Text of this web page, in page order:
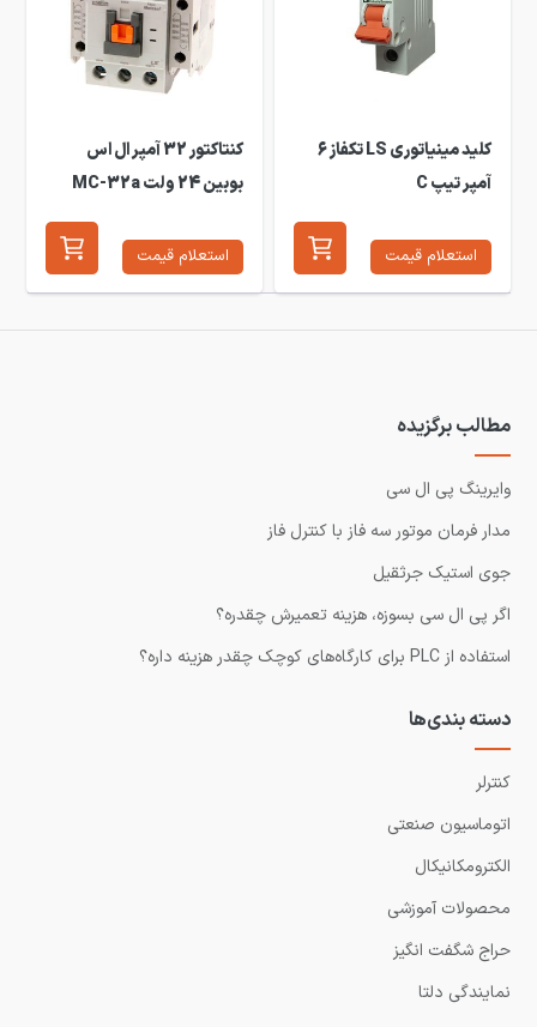
کلید مینیاتوری LS تکفاز 6
آمپر تیپ C
استعلام قیمت
کنتاکتور 32 آمپر ال اس
بوبین 24 ولت MC-32a
استعلام قیمت
مطالب برگزیده
وایرینگ پی ال سی
مدار فرمان موتور سه فاز با کنترل فاز
جوی استیک جرثقیل
اگر پی ال سی بسوزه، هزینه تعمیرش چقدره؟
استفاده از PLC برای کارگاه‌های کوچک چقدر هزینه داره؟
دسته بندی‌ها
کنترلر
اتوماسیون صنعتی
الکترومکانیکال
محصولات آموزشی
حراج شگفت انگیز
نمایندگی دلتا